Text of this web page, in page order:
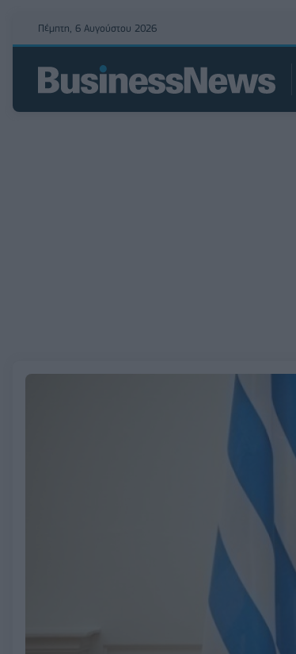
Πέμπτη, 6 Αυγούστου 2026